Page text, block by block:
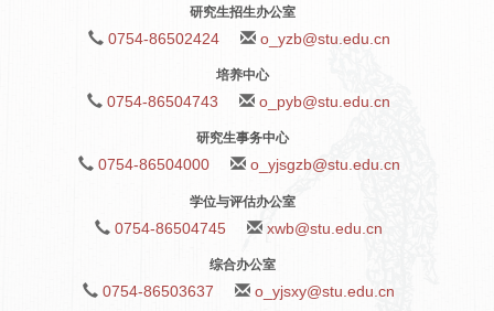
研究生招生办公室
0754-86502424 o_yzb@stu.edu.cn
培养中心
0754-86504743 o_pyb@stu.edu.cn
研究生事务中心
0754-86504000 o_yjsgzb@stu.edu.cn
学位与评估办公室
0754-86504745 xwb@stu.edu.cn
综合办公室
0754-86503637 o_yjsxy@stu.edu.cn